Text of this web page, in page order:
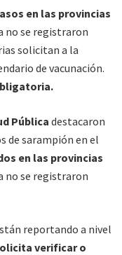
en las provincias
no se registraron
solicitan a la
de vacunación.
Públicadestacaron
de sarampión en el
en las provincias
no se registraron
reportando a nivel
verificar o